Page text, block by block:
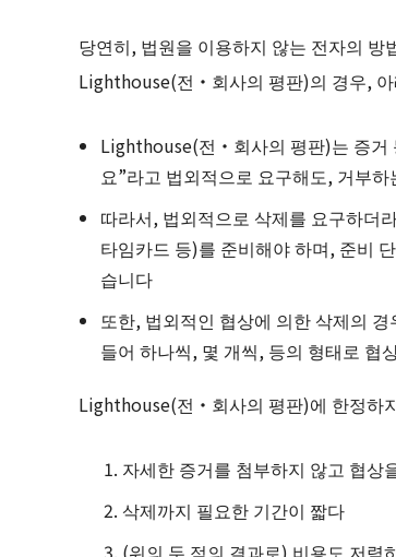
당연히, 법원을 이용하지 않는 전자의
Lighthouse(전・회사의 평판)의 경우,
Lighthouse(전・회사의 평판)는 증거
요”라고 법외적으로 요구해도, 거부
따라서, 법외적으로 삭제를 요구하더
타임카드 등)를 준비해야 하며, 준비
습니다
또한, 법외적인 협상에 의한 삭제의
들어 하나씩, 몇 개씩, 등의 형태로 협
Lighthouse(전・회사의 평판)에 한정하
자세한 증거를 첨부하지 않고 협상
삭제까지 필요한 기간이 짧다
(위의 두 점의 결과로) 비용도 저렴